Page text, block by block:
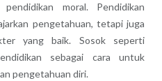
moral. Pendidikan
pengetahuan, tetapi juga
yang baik. Sosok seperti
sebagai cara untuk
pengetahuan diri.